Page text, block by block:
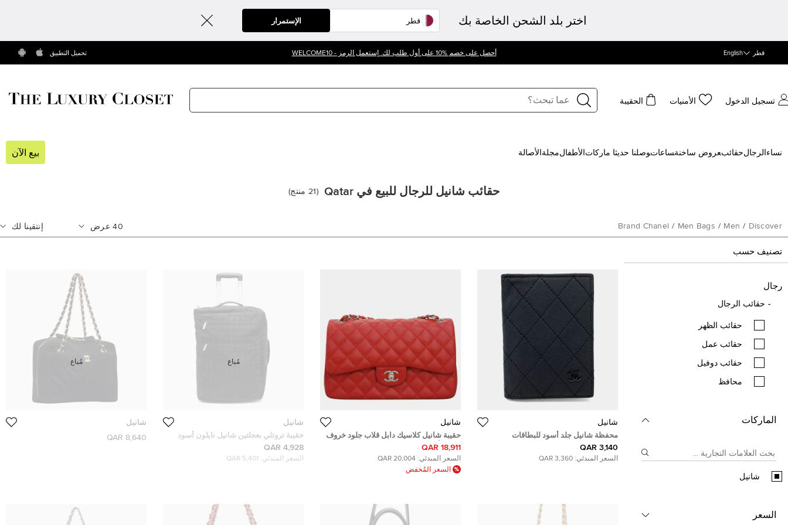
اختر بلد الشحن الخاصة بك الإستمرار
قطر English أحصل على خصم %10 على أول طلب لك. إستعمل الرمز - WELCOME10 تحميل التطبيق
تسجيل الدخول الأمنيات الحقيبة
نساء الرجالحقائب‍عروض ساخنة‍ساعات‍وصلنا حديثا ‍ ماركات الأطفالمجلة الأصالة بيع الآن
حقائب شانيل للرجال للبيع في Qatar (
21 منتج)
Discover
/
Men
/
Men Bags
/
Brand Chanel
40 عرض إنتقينا لك
تصنيف حسب
رجال
حقائب الرجال
حقائب الظهر
حقائب عمل
حقائب دوفيل
محافظ
الماركات
شانيل
السعر
شانيل
محفظة شانيل جلد أسود للبطاقات
3,140 QAR
السعر المبدئي: 3,360 QAR
شانيل
حقيبة شانيل كلاسيك دابل قلاب جلود خروف
مبطن أحمر جامبو
18,911 QAR
السعر المبدئي: 20,004 QAR
السعر المُخفض
شانيل
حقيبة تروتلي بعجلتين شانيل نايلون أسود
للسفر
4,928 QAR
السعر المبدئي: 5,401 QAR
مُباع
شانيل
8,640 QAR
مُباع